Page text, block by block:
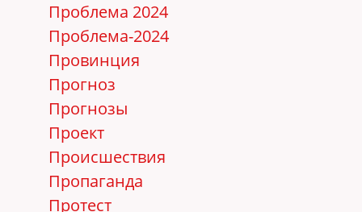
Проблема 2024
Проблема-2024
Провинция
Прогноз
Прогнозы
Проект
Происшествия
Пропаганда
Протест